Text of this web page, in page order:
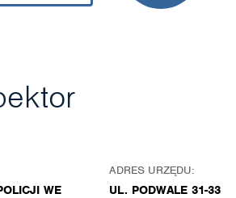
WE
ADRES URZĘDU:
UL. PODWALE 31-33